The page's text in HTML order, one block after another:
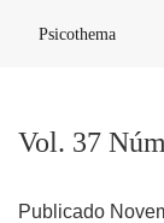
Psicothema
Vol. 37
Publicado